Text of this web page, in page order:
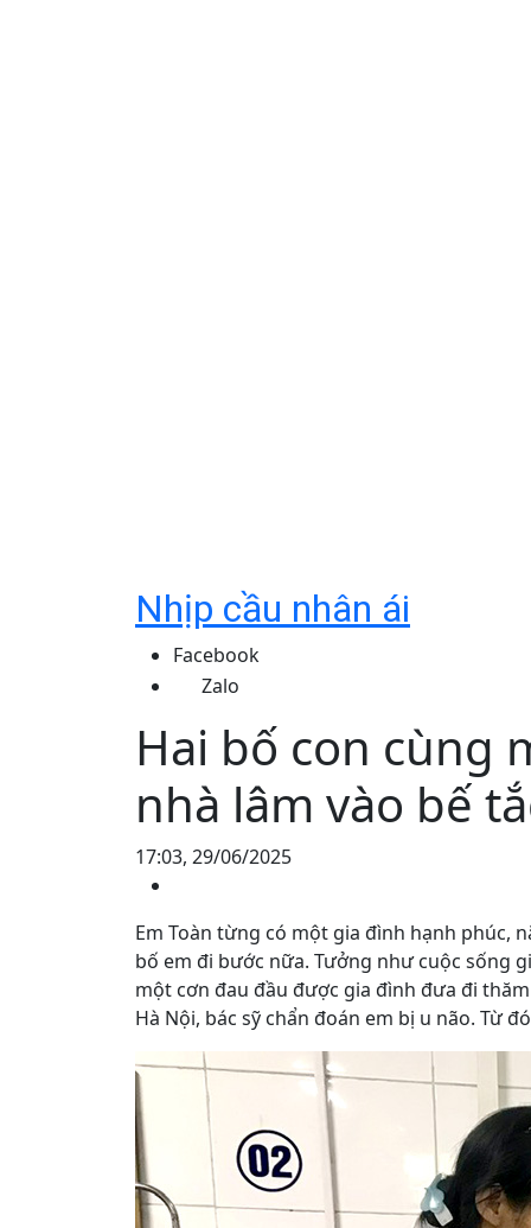
Nhịp cầu nhân ái
Facebook
Zalo
Hai bố con cùng
nhà lâm vào bế
17:03, 29/06/2025
Em Toàn từng có một gia đình hạnh phúc,
bố em đi bước nữa. Tưởng như cuộc sống
một cơn đau đầu được gia đình đưa đi
Hà Nội, bác sỹ chẩn đoán em bị u não. Từ